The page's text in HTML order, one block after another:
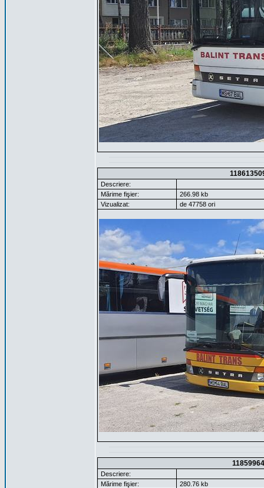
Descriere:
Mărime fişier:
266.98 kb
Vizualizat:
de 47758 ori
Descriere:
Mărime fişier:
280.76 kb